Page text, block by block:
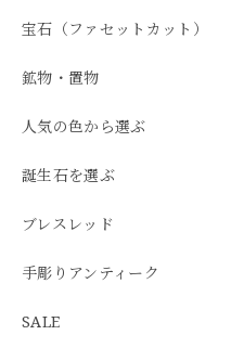
宝石（ファセットカット）
鉱物・置物
人気の色から選ぶ
誕生石を選ぶ
ブレスレッド
手彫りアンティーク
SALE